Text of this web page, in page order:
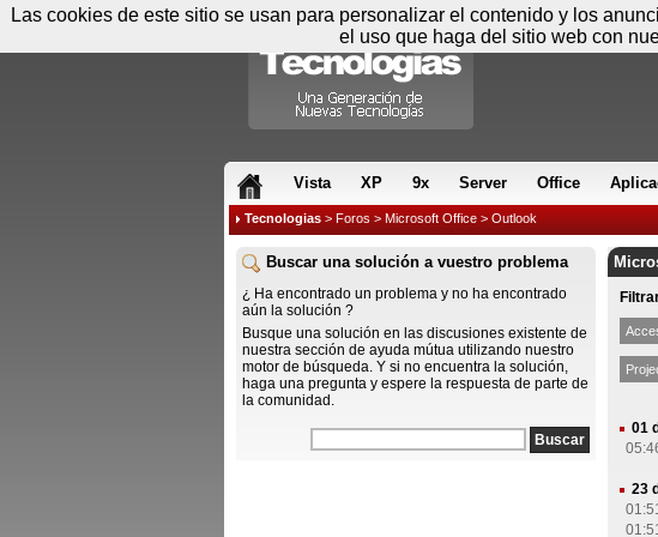
Vista XP 9x Server Office
Tecnologias > Foros > Microsoft Office > Outlook
Buscar una solución a vuestro problema
¿ Ha encontrado un problema y no ha encontrado
aún la solución ?
Busque una solución en las discusiones existente de
nuestra sección de ayuda mútua utilizando nuestro
motor de búsqueda. Y si no encuentra la solución,
haga una pregunta y espere la respuesta de parte de
la comunidad.
01
23
Las cookies de este sitio se usan para personalizar el contenido y los
el uso que haga del sitio web con